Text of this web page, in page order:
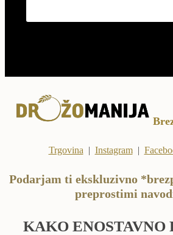
Trgovina | Instagram|
Podarjam ti ekskluzivno
preprostimi
KAKO ENOSTAVNO